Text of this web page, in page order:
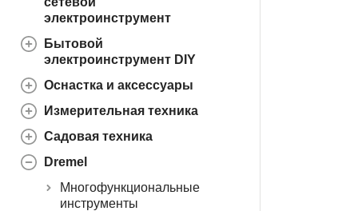
электроинструмент
Бытовой
электроинструмент DIY
Оснастка и аксессуары
Измерительная техника
Садовая техника
Dremel
Многофункциональные
инструменты